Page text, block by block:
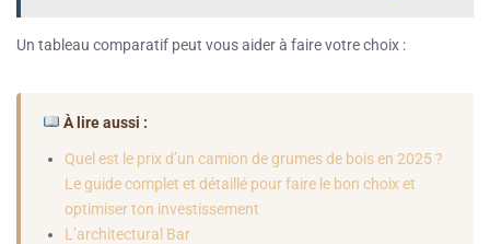
Un tableau comparatif peut vous aider à faire votre choix :
À lire aussi :
Quel est le prix d’un camion de grumes de bois en 2025 ?
Le guide complet et détaillé pour faire le bon choix et
optimiser ton investissement
L’architectural Bar